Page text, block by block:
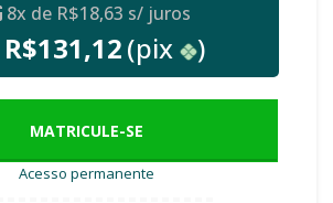
8x de R$18,63 s/ juros
R$131,12(pix )
MATRICULE-SE
Acesso permanente